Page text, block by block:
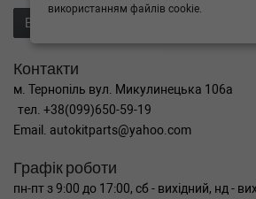
Відправити запит продавцю
Контакти
м. Тернопіль вул. Микулинецька 106а
тел. +38(099)650-59-19
Email. autokitparts@yahoo.com
Графік роботи
пн-пт з 9:00 до 17:00, сб - вихідний, нд -
використанням файлів cookie.